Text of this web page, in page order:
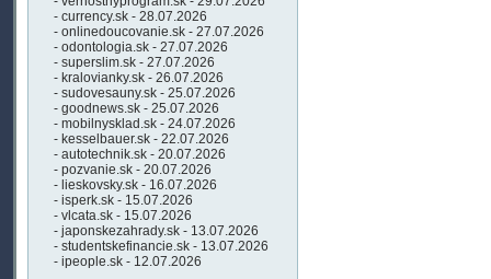
- currency.sk - 28.07.2026
- onlinedoucovanie.sk - 27.07.2026
- odontologia.sk - 27.07.2026
- superslim.sk - 27.07.2026
- kralovianky.sk - 26.07.2026
- sudovesauny.sk - 25.07.2026
- goodnews.sk - 25.07.2026
- mobilnysklad.sk - 24.07.2026
- kesselbauer.sk - 22.07.2026
- autotechnik.sk - 20.07.2026
- pozvanie.sk - 20.07.2026
- lieskovsky.sk - 16.07.2026
- isperk.sk - 15.07.2026
- vlcata.sk - 15.07.2026
- japonskezahrady.sk - 13.07.2026
- studentskefinancie.sk - 13.07.2026
- ipeople.sk - 12.07.2026